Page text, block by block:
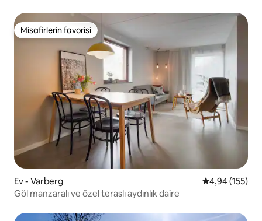
Misafirlerin favorisi
Misafirlerin favorisi
Ev - Varberg 5 üzerinden
4,94 (155)
Göl manzaralı ve özel teraslı aydınlık daire